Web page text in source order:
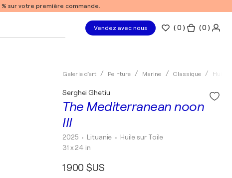
sur votre première commande.
Vendez avec nous (0 ) ( 0 )
Galerie d'art Peinture Marine Classique Huile
The Mediterranean noon
III
Serghei Ghetiu
2025 • Lituanie • Huile sur Toile
31 x 24 in
1 900 $US